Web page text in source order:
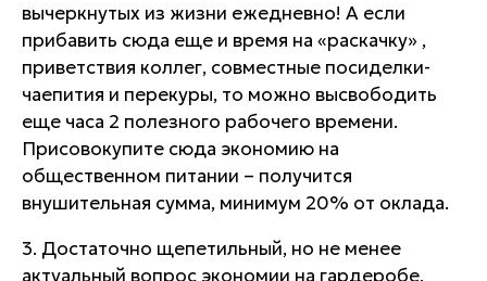
вычеркнутых из жизни ежедневно! А если
прибавить сюда еще и время на «раскачку» ,
приветствия коллег, совместные посиделки-
чаепития и перекуры, то можно высвободить
еще часа 2 полезного рабочего времени.
Присовокупите сюда экономию на
общественном питании – получится
внушительная сумма, минимум 20% от оклада.
3. Достаточно щепетильный, но не менее
актуальный вопрос экономии на гардеробе.